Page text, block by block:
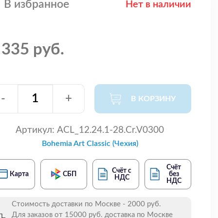
В избранное Нет в наличии
руб.
- + В КОРЗИНУ
Артикул: ACL_12.24.1-28.Cr.V0300
Bohemia Art Classic (Чехия)
Карта СБП
Счёт с
НДС
Счёт
без
НДС
Стоимость доставки по Москве - 2000 руб.
Для заказов от 15000 руб. доставка по Москве